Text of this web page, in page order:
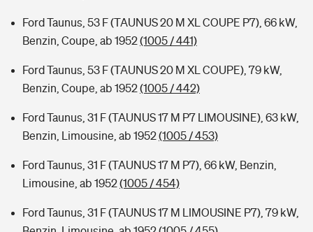
Ford Taunus, 53 F (TAUNUS 20 M XL COUPE P7), 66 kW,
Benzin, Coupe, ab 1952(1005 / 441)
Ford Taunus, 53 F (TAUNUS 20 M XL COUPE), 79 kW,
Benzin, Coupe, ab 1952(1005 / 442)
Ford Taunus, 31 F (TAUNUS 17 M P7 LIMOUSINE), 63 kW,
Benzin, Limousine, ab 1952(1005 / 453)
Ford Taunus, 31 F (TAUNUS 17 M P7), 66 kW, Benzin,
Limousine, ab 1952(1005 / 454)
Ford Taunus, 31 F (TAUNUS 17 M LIMOUSINE P7), 79 kW,